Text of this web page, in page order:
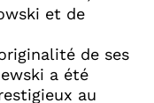
et de
de ses
a été
au